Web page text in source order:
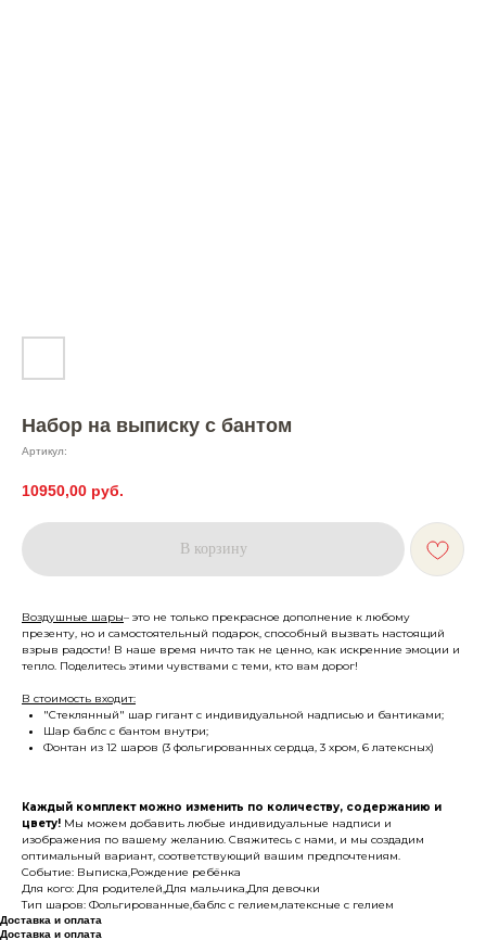
Набор на выписку с бантом
Артикул:
10950,00 руб.
В корзину
Воздушные шары– это не только прекрасное дополнение к любому
презенту, но и самостоятельный подарок, способный вызвать настоящий
взрыв радости! В наше время ничто так не ценно, как искренние эмоции и
тепло. Поделитесь этими чувствами с теми, кто вам дорог!
В стоимость входит:
"Стеклянный" шар гигант с индивидуальной надписью и бантиками;
Шар баблс с бантом внутри;
Фонтан из 12 шаров (3 фольгированных сердца, 3 хром, 6 латексных)
Каждый комплект можно изменить по количеству, содержанию и
цвету! Мы можем добавить любые индивидуальные надписи и
изображения по вашему желанию. Свяжитесь с нами, и мы создадим
оптимальный вариант, соответствующий вашим предпочтениям.
Событие: Выписка,Рождение ребёнка
Для кого: Для родителей,Для мальчика,Для девочки
Тип шаров: Фольгированные,баблс с гелием,латексные с гелием
Доставка и оплата
Доставка и оплата